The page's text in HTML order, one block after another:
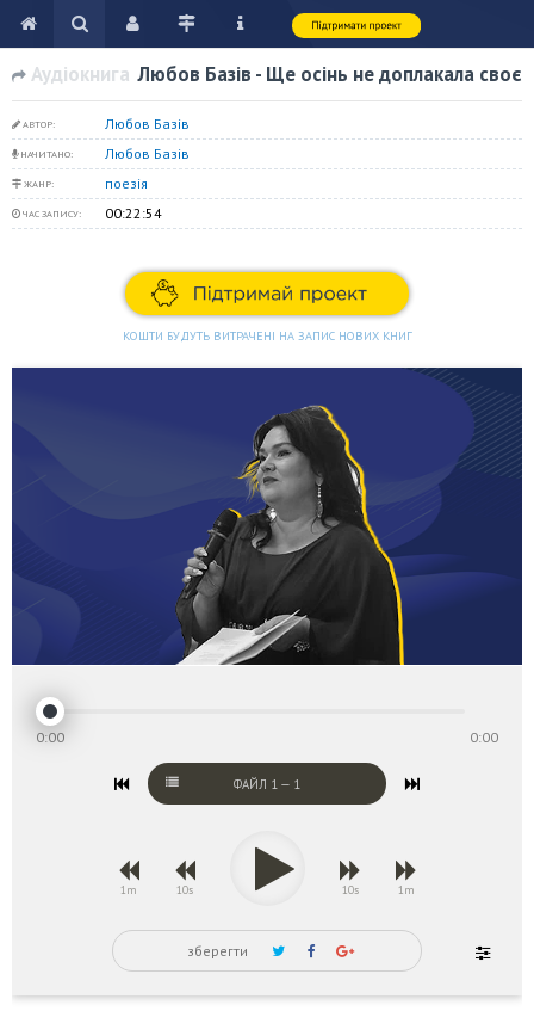
Аудіокнига Любов Базів - Ще осінь не доплакала своє
АВТОР: Любов Базів
НАЧИТАНО: Любов Базів
ЖАНР: поезія
ЧАС ЗАПИСУ: 00:22:54
КОШТИ БУДУТЬ ВИТРАЧЕНІ НА ЗАПИС НОВИХ КНИГ
0:00 0:00
ФАЙЛ 1 — 1
1m 10s 10s 1m
зберегти